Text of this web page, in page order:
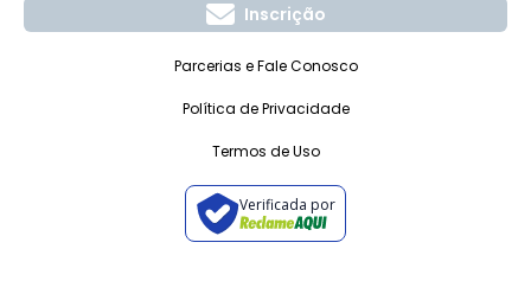
Inscrição
Parcerias e Fale Conosco
Política de Privacidade
Termos de Uso
Verificada por